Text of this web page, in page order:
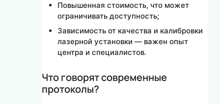
Повышенная стоимость, что может
ограничивать доступность;
Зависимость от качества и калибровки
лазерной установки — важен опыт
центра и специалистов.
Что говорят современные
протоколы?